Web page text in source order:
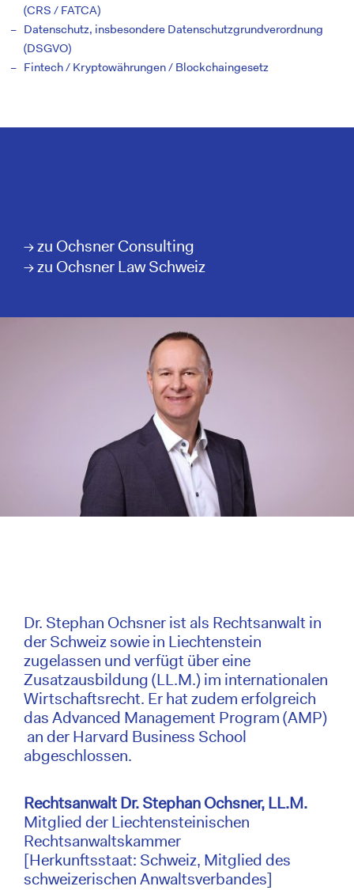
(CRS / FATCA)
Datenschutz, insbesondere Datenschutzgrundverordnung
(DSGVO)
Fintech / Kryptowährungen / Blockchaingesetz
→zu Ochs­ner Con­sul­ting
→zu Ochs­ner Law Schweiz
Dr. Stephan Ochsner ist als Rechtsanwalt in
der Schweiz sowie in Liechtenstein
zugelassen und verfügt über eine
Zusatzausbildung (LL.M.) im internationalen
Wirtschaftsrecht. Er hat zudem erfolgreich
das Advanced Management Program (AMP)
an der Harvard Business School
abgeschlossen.
Rechtsanwalt Dr. Stephan Ochsner, LL.M.
Mitglied der Liechtensteinischen
Rechtsanwaltskammer
[Herkunftsstaat: Schweiz, Mitglied des
schweizerischen Anwaltsverbandes]